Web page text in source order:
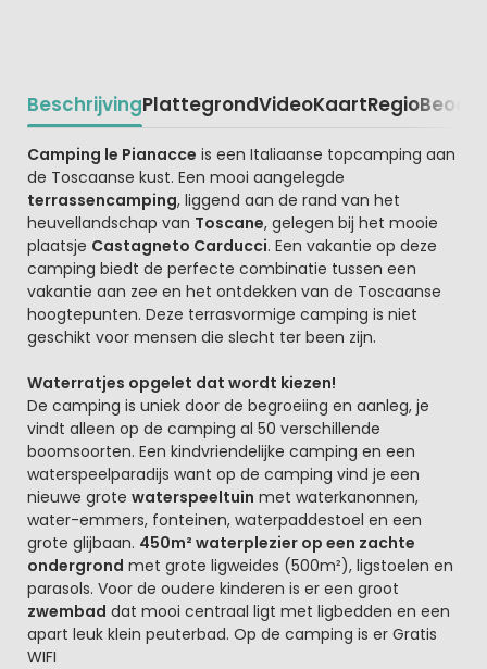
BeschrijvingPlattegrondVideoKaartRegio
Beschrijving
Camping le Pianacce is een Italiaanse topcamping aan
de Toscaanse kust. Een mooi aangelegde
terrassencamping, liggend aan de rand van het
heuvellandschap van Toscane, gelegen bij het mooie
plaatsje Castagneto Carducci. Een vakantie op deze
camping biedt de perfecte combinatie tussen een
vakantie aan zee en het ontdekken van de Toscaanse
hoogtepunten. Deze terrasvormige camping is niet
geschikt voor mensen die slecht ter been zijn.
Waterratjes opgelet dat wordt kiezen!
De camping is uniek door de begroeiing en aanleg, je
vindt alleen op de camping al 50 verschillende
boomsoorten. Een kindvriendelijke camping en een
waterspeelparadijs want op de camping vind je een
nieuwe grote waterspeeltuin met waterkanonnen,
water-emmers, fonteinen, waterpaddestoel en een
grote glijbaan. 450m² waterplezier op een zachte
ondergrond met grote ligweides (500m²), ligstoelen en
parasols. Voor de oudere kinderen is er een groot
zwembad dat mooi centraal ligt met ligbedden en een
apart leuk klein peuterbad. Op de camping is er Gratis
WIFI